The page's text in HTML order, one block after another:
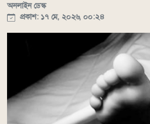
অনলাইন ডেস্ক
প্রকাশ: ১৭ মে, ২০২৬, ০০:২৪